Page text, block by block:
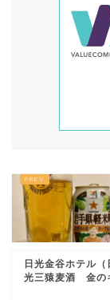
日光金谷ホテル
光三猿麦酒 金の